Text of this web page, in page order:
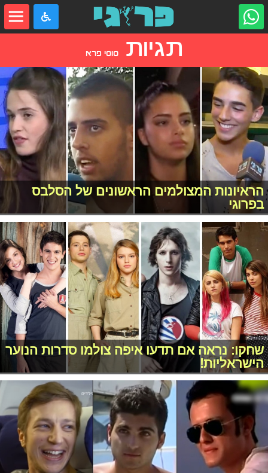
תגיותסוסי פרא
הראיונות המצולמים הראשונים של הסלבס
בפרוגי
שחקו: נראה אם תדעו איפה צולמו סדרות הנוער
הישראליות!